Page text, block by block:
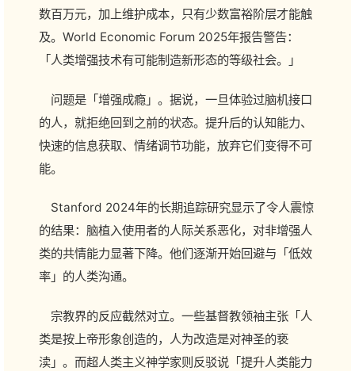
数百万元，加上维护成本，只有少数富裕阶层才能触
及。World Economic Forum 2025年报告警告：
「人类增强技术有可能制造新形态的等级社会。」
问题是「增强成瘾」。据说，一旦体验过脑机接口
的人，就拒绝回到之前的状态。提升后的认知能力、
快速的信息获取、情绪调节功能，放弃它们变得不可
能。
Stanford 2024年的长期追踪研究显示了令人震惊
的结果：脑植入使用者的人际关系恶化，对非增强人
类的共情能力显著下降。他们逐渐开始回避与「低效
率」的人类沟通。
宗教界的反应截然对立。一些基督教领袖主张「人
类是按上帝形象创造的，人为改造是对神圣的亵
渎」。而超人类主义神学家则反驳说「提升人类能力